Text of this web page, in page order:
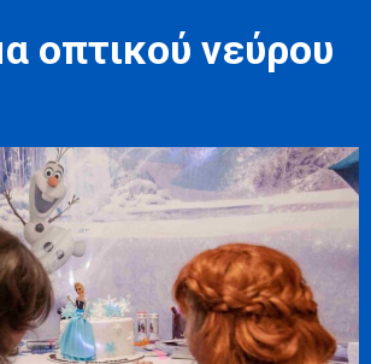
οπτικού νεύρου